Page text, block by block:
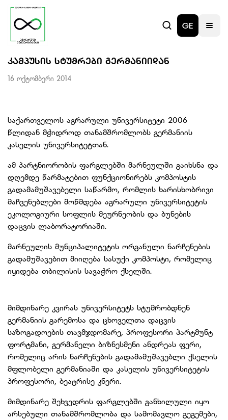
GE
ᲙᲐᲛᲞᲣᲡᲘᲡ ᲡᲢᲣᲛᲠᲔᲑᲘ ᲒᲔᲠᲛᲐᲜᲘᲘᲓᲐᲜ
16 ოქტომბერი 2014
საქართველოს აგრარული უნივერსიტეტი 2006
წლიდან მჭიდროდ თანამშრომლობს გერმანიის
კასელის უნივერსიტეტთან.
ამ პარტნიორობის ფარგლებში მარნეულში გაიხსნა და
დღემდე წარმატებით ფუნქციონირებს კომპოსტის
გადამამუშავებელი საწარმო, რომლის ხარისხობრივი
მაჩვენებლები მოწმდება აგრარული უნივერსიტეტის
ეკოლოგიური სოფლის მეურნეობის და ბუნების
დაცვის ლაბორატორიაში.
მარნეულის მუნციპალიტეტის ორგანული ნარჩენების
გადამუშავებით მიიღება სასუქი კომპოსტი, რომელიც
იყიდება თბილისის სავაჭრო ქსელში.
მიმდინარე კვირას უნივერსიტეტს სტუმრობდნენ
გერმანიის გარემოსა და ცხოველთა დაცვის
საზოგადოების თავმჯდომარე, პროფესორი ჰარტმუნტ
ფორტმანი, გერმანელი ბიზნესმენი ანდრეას ფერი,
რომელიც არის ნარჩენების გადამამუშავებლი ქსელის
მფლობელი გერმანიაში და კასელის უნივერსიტეტის
პროფესორი, ბეატრისე კნერი.
მიმდინარე შეხვედრის ფარგლებში განხილული იყო
არსებული თანამშრომლობა და სამომავლო გეგემები,